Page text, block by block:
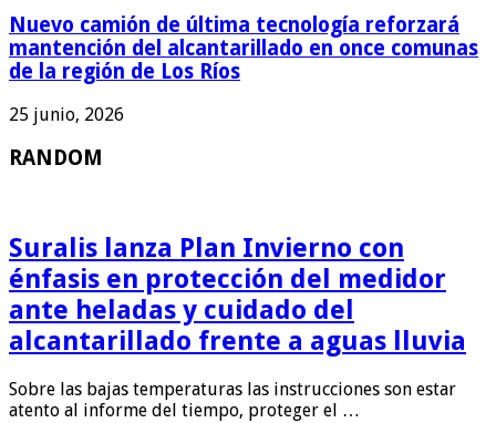
Nuevo camión de última tecnología reforzará
mantención del alcantarillado en once comunas
de la región de Los Ríos
25 junio, 2026
RANDOM
Suralis lanza Plan Invierno con
énfasis en protección del medidor
ante heladas y cuidado del
alcantarillado frente a aguas lluvia
Sobre las bajas temperaturas las instrucciones son estar
atento al informe del tiempo, proteger el …